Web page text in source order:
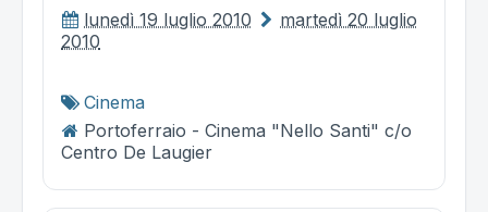
lunedì 19 luglio 2010
martedì 20 luglio
2010
Cinema
Portoferraio - Cinema "Nello Santi" c/o
Centro De Laugier